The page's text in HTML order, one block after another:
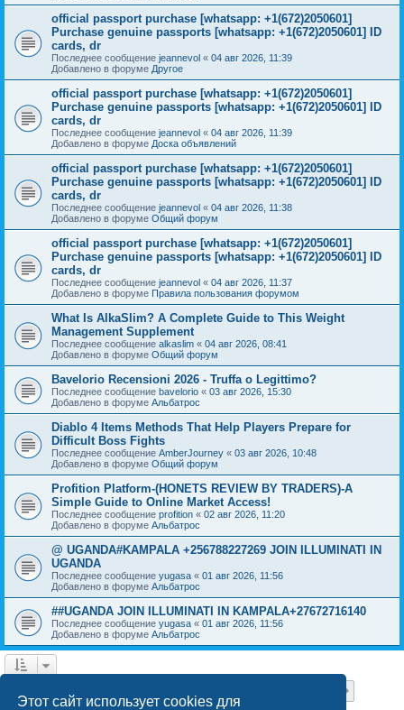
Этот сайт использует cookies для
official passport purchase [whatsapp: +1(672)2050601]
Purchase genuine passports [whatsapp: +1(672)2050601] ID
cards, dr
Последнее сообщение jeannevol « 04 авг 2026, 11:39
Добавлено в форуме Другое
official passport purchase [whatsapp: +1(672)2050601]
Purchase genuine passports [whatsapp: +1(672)2050601] ID
cards, dr
Последнее сообщение jeannevol « 04 авг 2026, 11:39
Добавлено в форуме Доска объявлений
official passport purchase [whatsapp: +1(672)2050601]
Purchase genuine passports [whatsapp: +1(672)2050601] ID
cards, dr
Последнее сообщение jeannevol « 04 авг 2026, 11:38
Добавлено в форуме Общий форум
official passport purchase [whatsapp: +1(672)2050601]
Purchase genuine passports [whatsapp: +1(672)2050601] ID
cards, dr
Последнее сообщение jeannevol « 04 авг 2026, 11:37
Добавлено в форуме Правила пользования форумом
What Is AlkaSlim? A Complete Guide to This Weight
Management Supplement
Последнее сообщение alkaslim « 04 авг 2026, 08:41
Добавлено в форуме Общий форум
Bavelorio Recensioni 2026 - Truffa o Legittimo?
Последнее сообщение bavelorio « 03 авг 2026, 15:30
Добавлено в форуме Альбатрос
Diablo 4 Items Methods That Help Players Prepare for
Difficult Boss Fights
Последнее сообщение AmberJourney « 03 авг 2026, 10:48
Добавлено в форуме Общий форум
Profition Platform-(HONETS REVIEW BY TRADERS)-A
Simple Guide to Online Market Access!
Последнее сообщение profition « 02 авг 2026, 11:20
Добавлено в форуме Альбатрос
@ UGANDA#KAMPALA +256788227269 JOIN ILLUMINATI IN
UGANDA
Последнее сообщение yugasa « 01 авг 2026, 11:56
Добавлено в форуме Альбатрос
##UGANDA JOIN ILLUMINATI IN KAMPALA+27672716140
Последнее сообщение yugasa « 01 авг 2026, 11:56
Добавлено в форуме Альбатрос